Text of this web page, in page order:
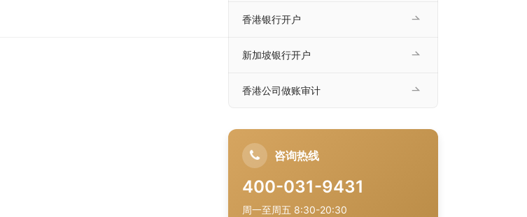
款、境外投资，还是为了全球业务布局，只
香港银行开户
新加坡银行开户
香港公司做账审计
咨询热线
400-031-9431
周一至周五 8:30-20:30